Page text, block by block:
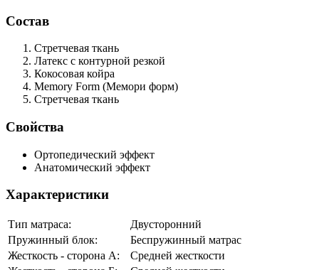
Состав
Стретчевая ткань
Латекс с контурной резкой
Кокосовая койра
Memory Form (Мемори форм)
Стретчевая ткань
Свойства
Ортопедический эффект
Анатомический эффект
Характеристики
Тип матраса:
Двусторонний
Пружинный блок:
Беспружинный матрас
Жесткость - сторона А:
Средней жесткости